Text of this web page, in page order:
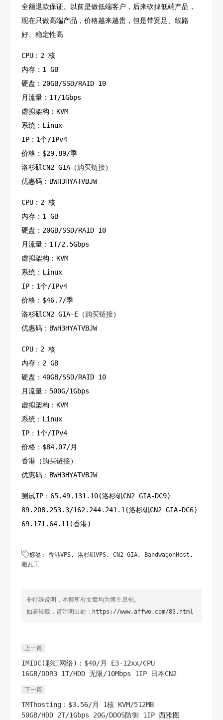
全额退款保证。以前是做低端客户，后来砍掉低端产品，
现在只做高端产品，价格越来越贵，但是带宽足、线路
好、稳定性高
CPU：2 核
内存：1 GB
硬盘：20GB/SSD/RAID 10
月流量：1T/1Gbps
虚拟架构：KVM
系统：Linux
IP：1个/IPv4
价格：$29.89/季
洛杉矶CN2 GIA（购买链接）
优惠码：BWH3HYATVBJW
CPU：2 核
内存：1 GB
硬盘：20GB/SSD/RAID 10
月流量：1T/2.5Gbps
虚拟架构：KVM
系统：Linux
IP：1个/IPv4
价格：$46.7/季
洛杉矶CN2 GIA-E（购买链接）
优惠码：BWH3HYATVBJW
CPU：2 核
内存：2 GB
硬盘：40GB/SSD/RAID 10
月流量：500G/1Gbps
虚拟架构：KVM
系统：Linux
IP：1个/IPv4
价格：$84.07/月
香港（购买链接）
优惠码：BWH3HYATVBJW
测试IP：65.49.131.10(洛杉矶CN2 GIA-DC9)
89.208.253.3/162.244.241.1(洛杉矶CN2 GIA-DC6)
69.171.64.11(香港)
标签: 香港VPS, 洛杉矶VPS, CN2 GIA, BandwagonHost ,
搬瓦工
非特殊说明，本博所有文章均为博主原创。
如若转载，请注明出处： https://www.affwo.com/83.html
上一篇
IMIDC(彩虹网络)：$40/月 E3-12xx/CPU
16GB/DDR3 1T/HDD 无限/10Mbps 1IP 日本CN2
下一篇
TMThosting：$3.56/月 1核 KVM/512MB
50GB/HDD 2T/1Gbps 20G/DDOS防御 1IP 西雅图